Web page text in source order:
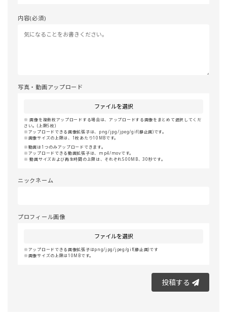
内容(必須)
写真・動画アップロード
ファイルを選択
画像を複数枚アップロードする場合は、アップロードする画像をまとめて選択してくだ
さい。(上限5枚)
アップロードできる画像拡張子は、png/jpg/jpeg/gif(静止画)です。
画像サイズの上限は、1枚あたり10MBです。
動画は1つのみアップロードできます。
アップロードできる動画拡張子は、mp4/movです。
動画サイズおよび再生時間の上限は、それぞれ500MB、30秒です。
ニックネーム
プロフィール画像
ファイルを選択
アップロードできる画像拡張子はpng/jpg/jpeg/gif(静止画)です
画像サイズの上限は10MBです。
投稿する